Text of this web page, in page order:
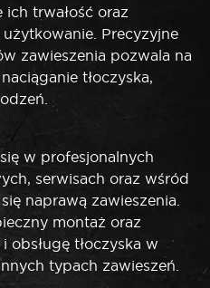
ich trwałość oraz
Precyzyjne
zawieszenia pozwala na
tłoczyska,
w profesjonalnych
serwisach oraz wśród
naprawą zawieszenia.
montaż oraz
tłoczyska w
typach zawieszeń.